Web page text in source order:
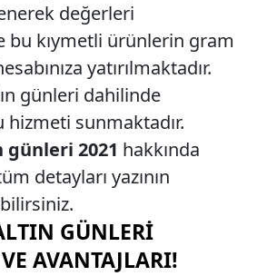
değerleri
bu kıymetli ürünlerin gram
yatırılmaktadır.
günleri dahilinde
sunmaktadır.
günleri 2021 hakkında
detayları yazının
GÜNLERI
AVANTAJLARI!